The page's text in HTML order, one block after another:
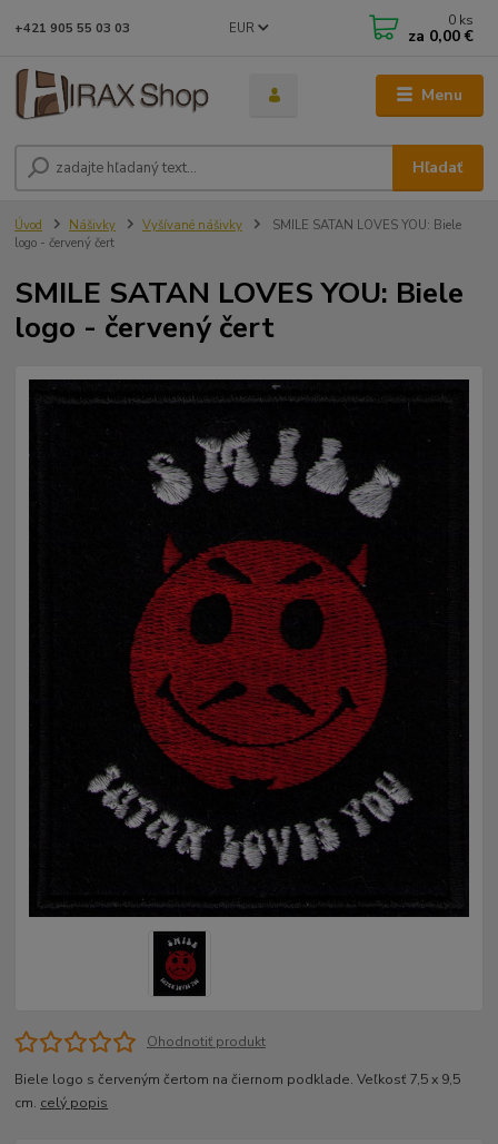
Menu
EUR
Hľadať
+421 905 55 03 03 0 ks
za 0,00 €
Úvod Nášivky Vyšívané nášivky
SMILE SATAN LOVES YOU: Biele
logo - červený čert
SMILE SATAN LOVES YOU: Biele
logo - červený čert
Ohodnotiť produkt
Biele logo s červeným čertom na čiernom podklade. Veľkosť 7,5 x 9,5
cm. celý popis